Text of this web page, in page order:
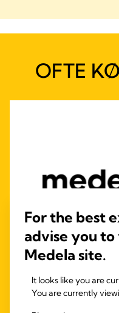
OFTE
SpecialNeeds-
For the best
advise you
Medela site.
It looks like you are
You are currently